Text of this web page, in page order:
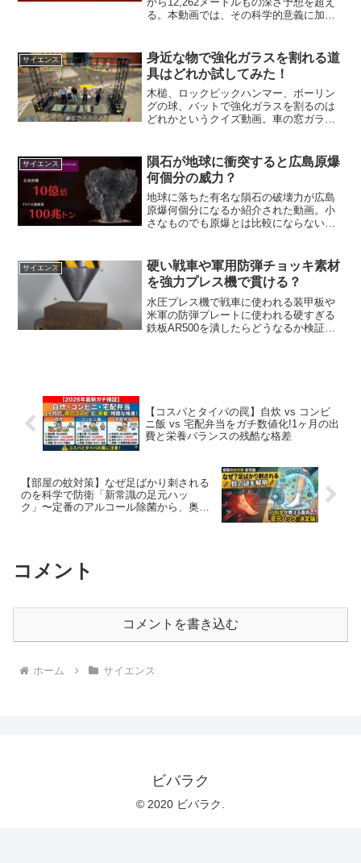
る。本動画では、その科学的意義に加
が交錯する、地球深部探査の真実をぜひ
ご覧ください。
サイエンス
身近な物で強化ガラスを割れる道
具はどれか試してみた！
木槌、ロックピックハンマー、ボーリン
グの球、バットで強化ガラスを割るのは
どれかというクイズ動画。車の窓ガラス
サイエンス
隕石が地球に衝突すると広島原爆
何個分の威力？
地球に落ちた有名な隕石の破壊力が広島
原爆何個分になるか紹介された動画。小
さなものでも原爆とは比較にならない桁
サイエンス
硬い戦車や軍用防弾チョッキ素材
を強力プレス機で貫ける？
水圧プレス機で戦車に使われる装甲板や
米軍の防弾プレートに使われる硬すぎる
鉄板AR500を潰したらどうなるか検証。
【コスパとタイパの罠】自炊 vs コンビ
ニ飯 vs 宅配弁当をガチ数値化!1ヶ月の出
費と栄養バランスの残酷な格差
【部屋の蚊対策】なぜ足ばかり刺される
のを科学で防衛「新常識の足元ハッ
ク」〜定番のアルコール除菌から、奥の
コメント
コメントを書き込む
ホーム サイエンス
ビバラク
© 2020 ビバラク.